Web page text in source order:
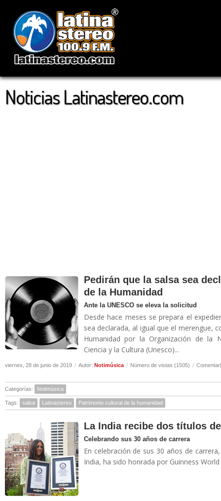
Noticias Latinastereo.com
Pedirán que la salsa sea
de la Humanidad
Ante la UNESCO se eleva la solicitud
Desde hace meses se prepara el
sea declarada, al igual que el merengue,
Humanidad por la Organización de la
Ciencia y la Cultura (Unesco)...
viernes, 28 de junio de 2019 / Autor: Notimúsica / Número de vistas (1505) /
Categorías: Notimúsica
Tags: salsa Latinastereo Patrimonio cultural de la humanidad
La India recibe dos títulos
Celebrando sus 30 años de carrera
En celebración de sus 30 años de
India, ha sido honrada por Guinness World